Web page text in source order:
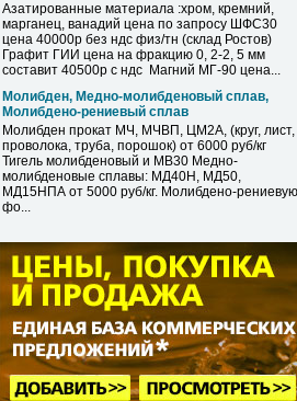
Азатированные материала :хром, кремний,
марганец, ванадий цена по запросу ШФС30
цена 40000р без ндс физ/тн (склад Ростов)
Графит ГИИ цена на фракцию 0, 2-2, 5 мм
составит 40500р с ндс Магний МГ-90 цена...
Молибден, Медно-молибденовый сплав,
Молибдено-рениевый сплав
Молибден прокат МЧ, МЧВП, ЦМ2А, (круг, лист,
проволока, труба, порошок) от 6000 руб/кг
Тигель молибденовый и МВ30 Медно-
молибденовые сплавы: МД40Н, МД50,
МД15НПА от 5000 руб/кг. Молибдено-рениевую
фо...